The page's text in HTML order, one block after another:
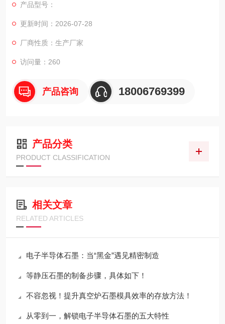
磨等。
产品型号：
更新时间：2026-07-28
厂商性质：生产厂家
访问量：260
产品咨询 18006769399
产品分类
PRODUCT CLASSIFICATION
相关文章
RELATED ARTICLES
电子半导体石墨：当“黑金”遇见精密制造
等静压石墨的制备步骤，具体如下！
不容忽视！提升真空炉石墨模具效率的存放方法！
从零到一，解锁电子半导体石墨的五大特性